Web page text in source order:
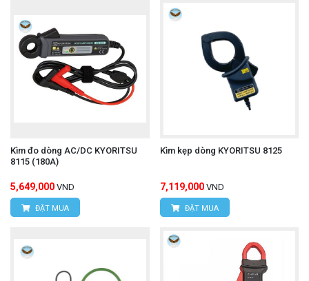
Kìm đo dòng AC/DC KYORITSU
8115 (180A)
5,649,000 VND
ĐẶT MUA
Kìm kẹp dòng KYORITSU 8125
7,119,000 VND
ĐẶT MUA